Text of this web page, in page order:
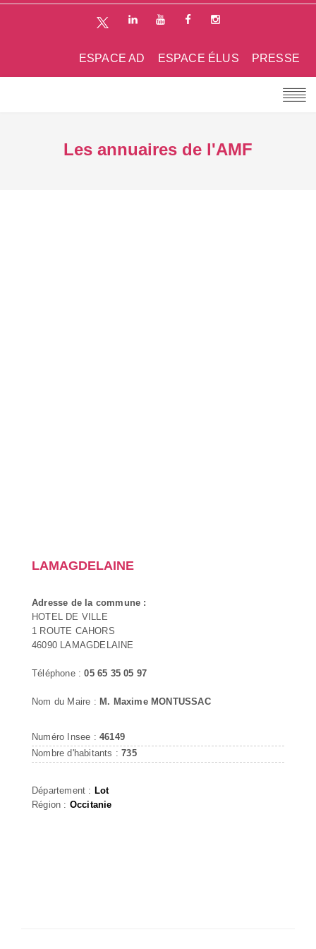
PRESSE
ESPACE ÉLUS
ESPACE AD
Les annuaires de l'AMF
LAMAGDELAINE
Adresse de la commune :
HOTEL DE VILLE
1 ROUTE CAHORS
46090 LAMAGDELAINE
Téléphone :05 65 35 05 97
Nom du Maire : M. Maxime MONTUSSAC
Numéro Insee : 46149
Nombre d'habitants :735
Département : Lot
Région : Occitanie